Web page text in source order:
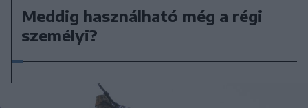
Meddig használható még a régi
személyi?